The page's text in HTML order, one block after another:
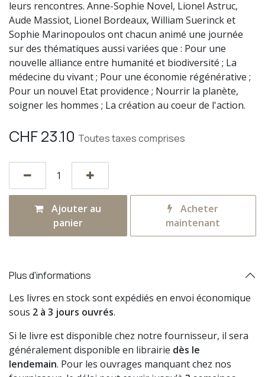
leurs rencontres. Anne-Sophie Novel, Lionel Astruc,
Aude Massiot, Lionel Bordeaux, William Suerinck et
Sophie Marinopoulos ont chacun animé une journée
sur des thématiques aussi variées que : Pour une
nouvelle alliance entre humanité et biodiversité ; La
médecine du vivant ; Pour une économie régénérative ;
Pour un nouvel Etat providence ; Nourrir la planète,
soigner les hommes ; La création au coeur de l'action.
CHF23.10 Toutes taxes comprises
Ajouter au
panier
Acheter
maintenant
Plus d'informations
Les livres en stock sont expédiés en envoi économique
sous 2 à 3 jours ouvrés.
Si le livre est disponible chez notre fournisseur, il sera
généralement disponible en librairie dès le
lendemain. Pour les ouvrages manquant chez nos